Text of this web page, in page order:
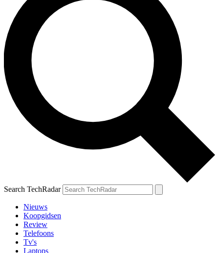
Search TechRadar
Nieuws
Koopgidsen
Review
Telefoons
Tv's
Laptops